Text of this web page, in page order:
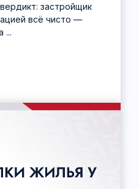
застройщик
всё чисто —
...